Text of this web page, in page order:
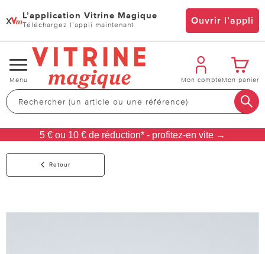
x L’application Vitrine Magique
Téléchargez l’appli maintenant Ouvrir l’appli
Changer
de
navigation
Menu Mon compteMon panier
5 € ou 10 € de réduction* - profitez-en vite →
Retour